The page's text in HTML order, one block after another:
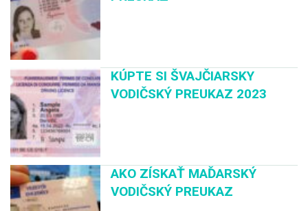
KÚPTE SI ŠVAJČIARSKY
VODIČSKÝ PREUKAZ 2023
AKO ZÍSKAŤ MAĎARSKÝ
VODIČSKÝ PREUKAZ